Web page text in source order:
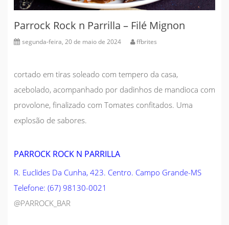
Parrock Rock n Parrilla – Filé Mignon
segunda-feira, 20 de maio de 2024 ffbrites
cortado em tiras soleado com tempero da casa,
acebolado, acompanhado por dadinhos de mandioca com
provolone, finalizado com Tomates confitados. Uma
explosão de sabores.
PARROCK ROCK N PARRILLA
R. Euclides Da Cunha, 423. Centro. Campo Grande-MS
Telefone: (67) 98130-0021
@PARROCK_BAR